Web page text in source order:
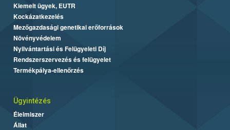
Kiemelt ügyek, EUTR
Kockázatkezelés
Mezőgazdasági genetikai erőforrások
Növényvédelem
Nyilvántartási és Felügyeleti Díj
Rendszerszervezés és felügyelet
Termékpálya-ellenőrzés
Ügyintézés
Élelmiszer
Állat